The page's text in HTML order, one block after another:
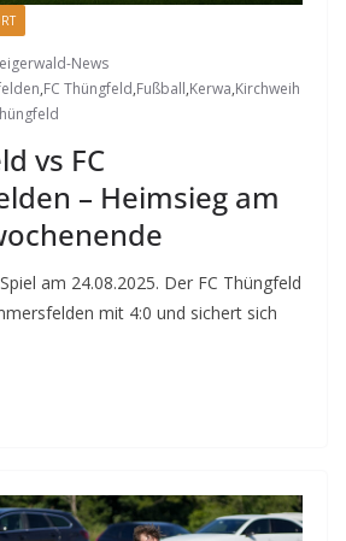
News
,FC Thüngfeld,Fußball,Kerwa,Kirchweih
vs FC
– Heimsieg am
am 24.08.2025. Der FC Thüngfeld
mit 4:0 und sichert sich